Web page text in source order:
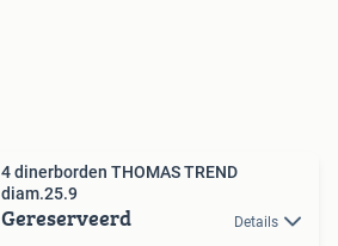
4 dinerborden THOMAS TREND
diam.25.9
Gereserveerd Details